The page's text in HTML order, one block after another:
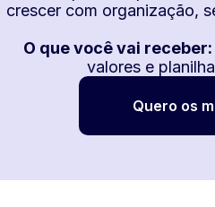
crescer com organização,
O que você vai receber:
valores e
Quero os